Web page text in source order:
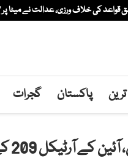
ورزی، عدالت نے میٹا پر 567 ملین ڈالر کا جرمانہ عائد کر...
ترین پاکستان گجرات
کے تحت شکایات کا جائزہ